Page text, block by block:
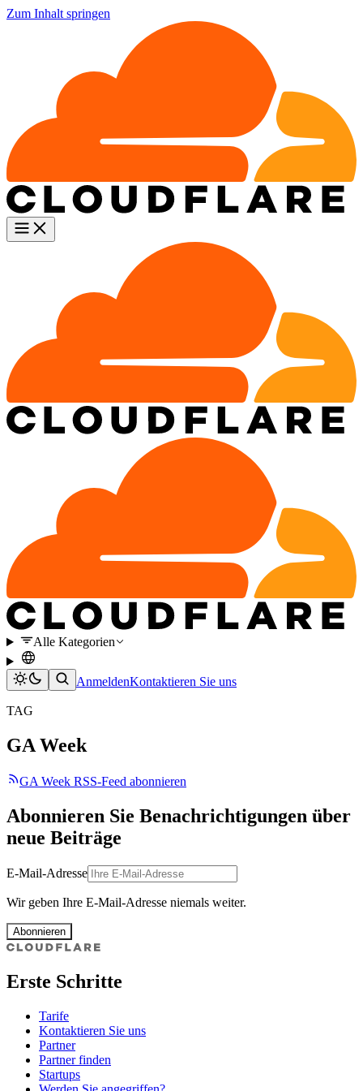
Zum Inhalt springen
Alle Kategorien
AnmeldenKontaktieren Sie uns
TAG
GA Week
GA Week RSS-Feed abonnieren
Abonnieren Sie Benachrichtigungen über
neue Beiträge
E-Mail-Adresse
Wir geben Ihre E-Mail-Adresse niemals weiter.
Abonnieren
Erste Schritte
Tarife
Kontaktieren Sie uns
Partner
Partner finden
Startups